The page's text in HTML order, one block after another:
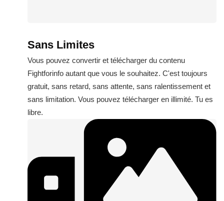
Sans Limites
Vous pouvez convertir et télécharger du contenu
Fightforinfo autant que vous le souhaitez. C'est toujours
gratuit, sans retard, sans attente, sans ralentissement et
sans limitation. Vous pouvez télécharger en illimité. Tu es
libre.